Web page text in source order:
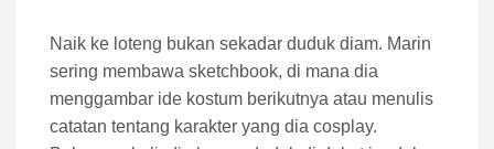
Naik ke loteng bukan sekadar duduk diam. Marin
sering membawa sketchbook, di mana dia
menggambar ide kostum berikutnya atau menulis
catatan tentang karakter yang dia cosplay.